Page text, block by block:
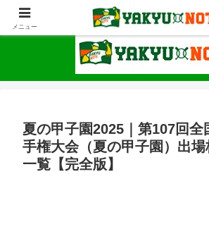
野球が上手くなるための情報
夏の甲子園2025｜第107回全
手権大会（夏の甲子園）出
一覧【完全版】
メニュー